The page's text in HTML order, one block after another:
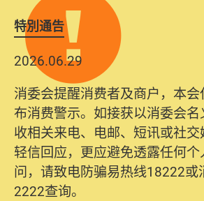
特別通告
2026.06.29
消委会提醒消费者及商户，本
布消费警示。如接获以消委会
收相关来电、电邮、短讯或社
轻信回应，更应避免透露任何
问，请致电防骗易热线18222或
2222查询。